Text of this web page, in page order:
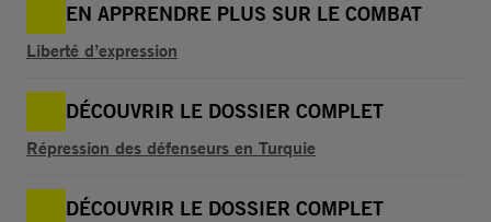
EN APPRENDRE PLUS SUR LE COMBAT
Liberté d’expression
DÉCOUVRIR LE DOSSIER COMPLET
Répression des défenseurs en Turquie
DÉCOUVRIR LE DOSSIER COMPLET